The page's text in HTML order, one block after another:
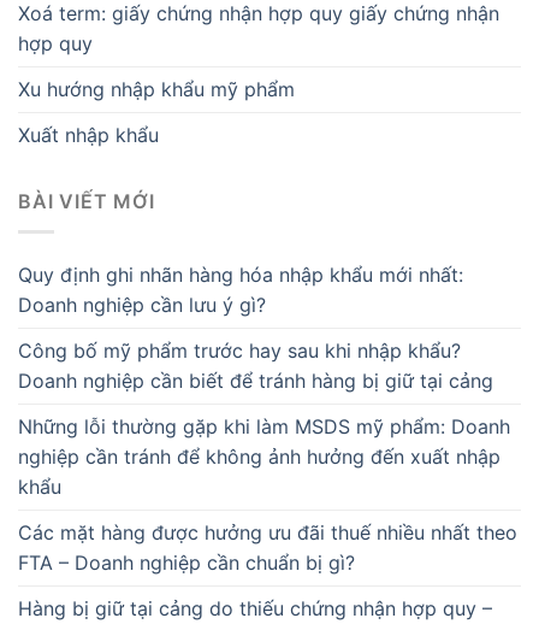
Xoá term: giấy chứng nhận hợp quy giấy chứng nhận
hợp quy
Xu hướng nhập khẩu mỹ phẩm
Xuất nhập khẩu
BÀI VIẾT MỚI
Quy định ghi nhãn hàng hóa nhập khẩu mới nhất:
Doanh nghiệp cần lưu ý gì?
Công bố mỹ phẩm trước hay sau khi nhập khẩu?
Doanh nghiệp cần biết để tránh hàng bị giữ tại cảng
Những lỗi thường gặp khi làm MSDS mỹ phẩm: Doanh
nghiệp cần tránh để không ảnh hưởng đến xuất nhập
khẩu
Các mặt hàng được hưởng ưu đãi thuế nhiều nhất theo
FTA – Doanh nghiệp cần chuẩn bị gì?
Hàng bị giữ tại cảng do thiếu chứng nhận hợp quy –